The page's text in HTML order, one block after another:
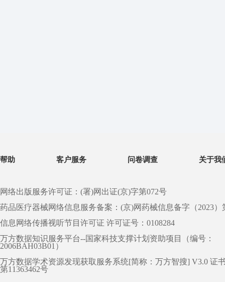
帮助 客户服务 问卷调查 关于我
网络出版服务许可证：(署)网出证(京)字第072号
药品医疗器械网络信息服务备案：(京)网药械信息备字（2023）
信息网络传播视听节目许可证 许可证号：0108284
万方数据知识服务平台--国家科技支撑计划资助项目（编号：
2006BAH03B01）
万方数据学术资源发现获取服务系统[简称：万方智搜] V3.0 证
第11363462号